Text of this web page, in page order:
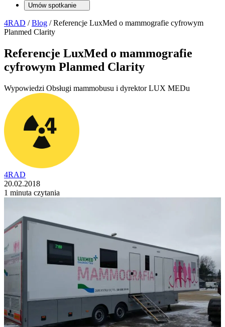
Umów spotkanie
4RAD /Blog /Referencje LuxMed o mammografie cyfrowym
Planmed Clarity
Referencje LuxMed o mammografie
cyfrowym Planmed Clarity
Wypowiedzi Obsługi mammobusu i dyrektor LUX MEDu
4RAD
20.02.2018
1 minuta czytania